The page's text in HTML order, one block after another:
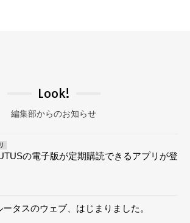
Look!
編集部からのお知らせ
の電子版が定期購読できるアプリが登
ータスのウェブ、はじまりました。